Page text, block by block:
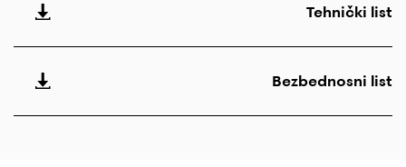
Tehnički list
Bezbednosni list